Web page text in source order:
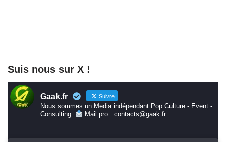
Suis nous sur X !
Gaak.fr Suivre
Nous sommes un Media indépendant Pop Culture - Event -
Consulting.
Mail pro : contacts@gaak.fr